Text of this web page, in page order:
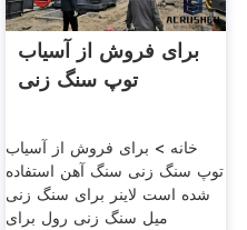
برای فروش از آسیاب
توپ سنگ زنی
خانه > برای فروش از آسیاب
توپ سنگ زنی سنگ آهن استفاده
شده است لاینر برای سنگ زنی
میل سنگ زنی رول برای